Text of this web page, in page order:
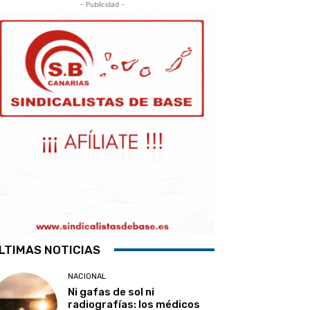
- Publicidad -
NOTICIAS
NACIONAL
Ni gafas de sol ni
radiografías: los médicos